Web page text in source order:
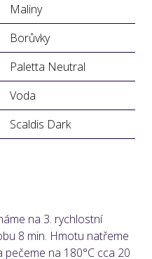
Maliny
Borůvky
Paletta Neutral
Voda
Scaldis Dark
na 3. rychlostní
8 min. Hmotu natřeme
na 180°C cca 20